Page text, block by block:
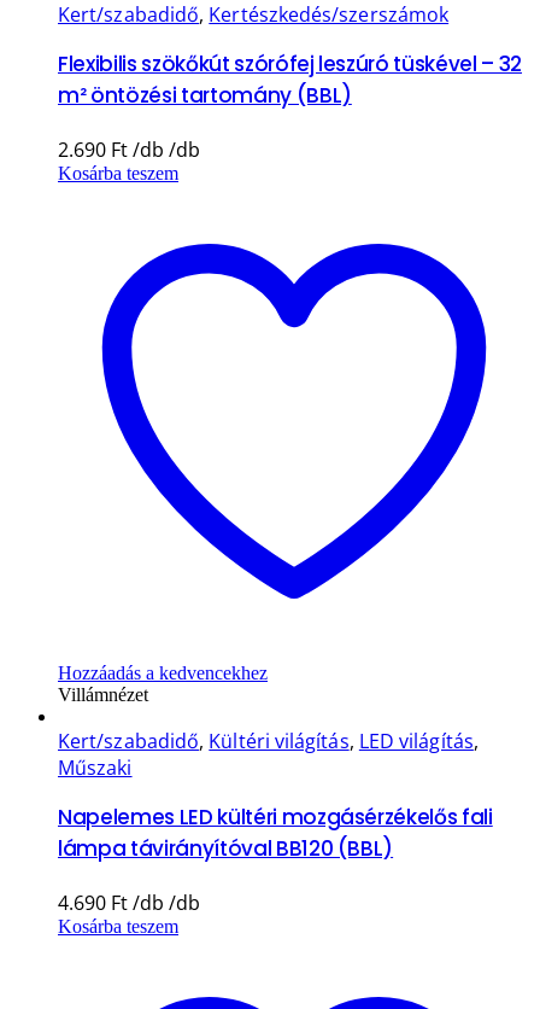
Kert/szabadidő, Kertészkedés/szerszámok
Flexibilis szökőkút szórófej leszúró tüskével – 32
m² öntözési tartomány (BBL)
2.690 Ft
Kosárba teszem
Hozzáadás a kedvencekhez
Villámnézet
Kert/szabadidő, Kültéri világítás, LED világítás,
Műszaki
Napelemes LED kültéri mozgásérzékelős fali
lámpa távirányítóval BB120 (BBL)
4.690 Ft
Kosárba teszem